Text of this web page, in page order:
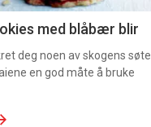
med blåbær blir
deg noen av skogens søte
en god måte å bruke